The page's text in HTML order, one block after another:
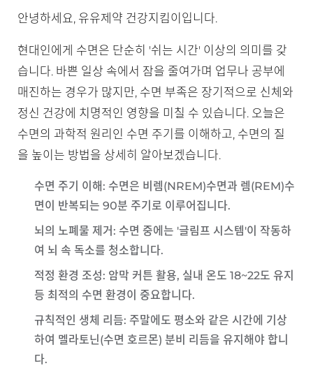
안녕하세요, 유유제약 건강지킴이입니다.
현대인에게 수면은 단순히 '쉬는 시간' 이상의 의미를 갖
습니다. 바쁜 일상 속에서 잠을 줄여가며 업무나 공부에
매진하는 경우가 많지만, 수면 부족은 장기적으로 신체와
정신 건강에 치명적인 영향을 미칠 수 있습니다. 오늘은
수면의 과학적 원리인 수면 주기를 이해하고, 수면의 질
을 높이는 방법을 상세히 알아보겠습니다.
수면 주기 이해 : 수면은 비렘(NREM)수면과 렘(REM)수
면이 반복되는 90분 주기로 이루어집니다.
뇌의 노폐물 제거 : 수면 중에는 '글림프 시스템'이 작동하
여 뇌 속 독소를 청소합니다.
적정 환경 조성: 암막 커튼 활용, 실내 온도 18~22도 유지
등 최적의 수면 환경이 중요합니다.
규칙적인 생체 리듬: 주말에도 평소와 같은 시간에 기상
하여 멜라토닌(수면 호르몬) 분비 리듬을 유지해야 합니
다.